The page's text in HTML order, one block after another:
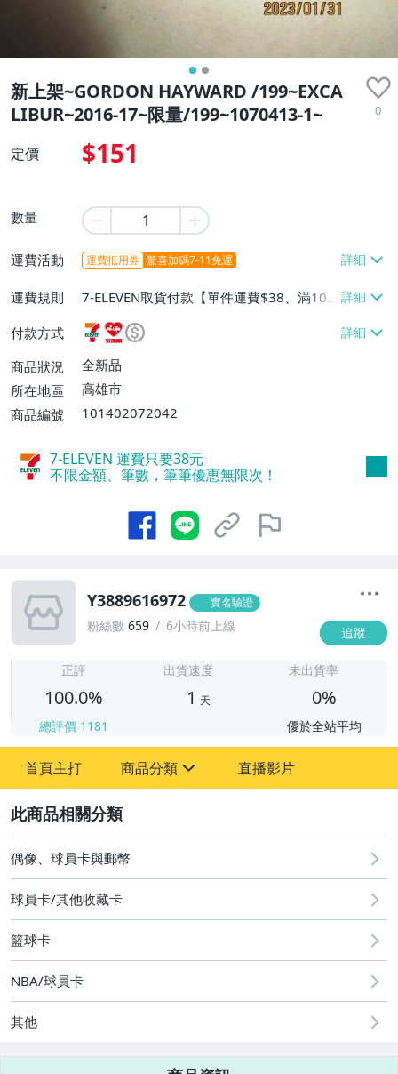
新上架~GORDON HAYWARD /199~EXCA
LIBUR~2016-17~限量/199~1070413-1~
0
定價 $151
數量
運費活動 運費抵用券 驚喜加碼7-11免運
運費規則
7-ELEVEN取貨付款【單件運費$38、滿100
件或消費滿$1000000免運費】、7-ELEVEN
取貨不付款【單件運費$38】、萊爾富取貨
付款【單件運費$60、滿50件或消費滿$30
0000免運費】、郵局掛號【單件運費$50、
付款方式
商品狀況
全新品
所在地區
高雄市
商品編號
101402072042
7-ELEVEN 運費只要38元
不限金額、筆數，筆筆優惠無限次！
Y3889616972 實名驗證
粉絲數 659 6小時前上線 追蹤
正評
100.0%
總評價 1181
出貨速度
1 天
未出貨率
0%
優於全站平均
首頁主打 商品分類
偶像、球員卡與郵幣
直播影片
偶像、球員卡與郵幣
球員卡/其他收藏卡
籃球卡
NBA/球員卡
其他